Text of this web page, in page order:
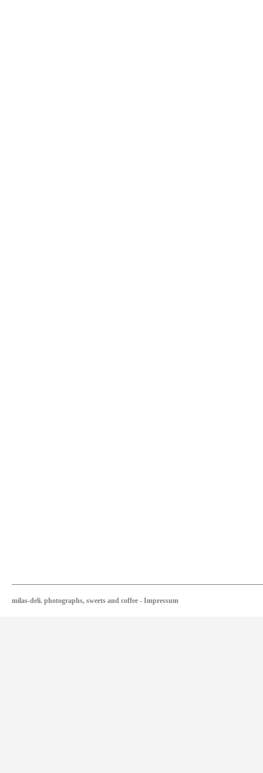
milas-deli. photographs, sweets and coffee - Impressum